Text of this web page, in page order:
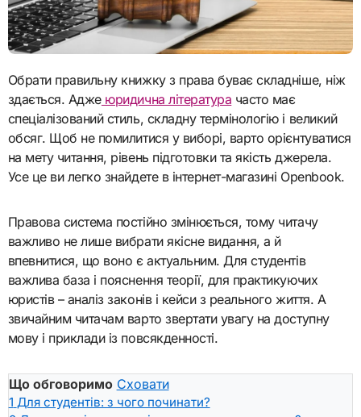
Обрати правильну книжку з права буває складніше, ніж
здається. Аджеюридична література часто має
спеціалізований стиль, складну термінологію і великий
обсяг. Щоб не помилитися у виборі, варто орієнтуватися
на мету читання, рівень підготовки та якість джерела.
Усе це ви легко знайдете в інтернет-магазині Openbook.
Правова система постійно змінюється, тому читачу
важливо не лише вибрати якісне видання, а й
впевнитися, що воно є актуальним. Для студентів
важлива база і пояснення теорії, для практикуючих
юристів – аналіз законів і кейси з реального життя. А
звичайним читачам варто звертати увагу на доступну
мову і приклади із повсякденності.
Що обговоримо Сховати
1 Для студентів: з чого починати?